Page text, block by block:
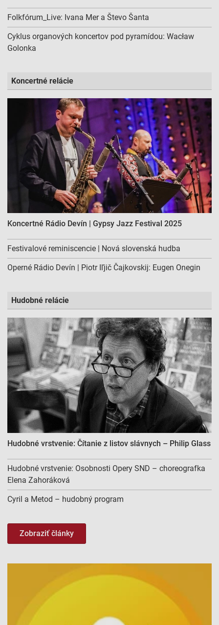
Použiť profily na výber prispôsobeného obsahu
Meranie výkonnosti reklamy
Pochopiť cieľové skupiny na základe štatistík
alebo spájania údajov z rôznych zdrojov
Vývoj a zlepšovanie služieb
Použitie obmedzených údajov na výber obsahu
Špeciálne funkcie IAB:
Používanie presných údajov o geografickej
polohe
Identifikácia zariadení na základe aktívne
vyžiadaných informácií
Účely spracovania, ktoré nie sú v kompetencii IAB:
Nevyhnutné
Výkonostné
Funkčné
Folkfórum_Live: Ivana Mer a Števo Šanta
Cyklus organových koncertov pod pyramídou: Wacław
Golonka
Koncertné relácie
Koncertné Rádio Devín | Gypsy Jazz Festival 2025
Festivalové reminiscencie | Nová slovenská hudba
Operné Rádio Devín | Piotr Iľjič Čajkovskij: Eugen Onegin
Hudobné relácie
Hudobné vrstvenie: Čítanie z listov slávnych – Philip Glass
Hudobné vrstvenie: Osobnosti Opery SND – choreografka
Elena Zahoráková
Cyril a Metod – hudobný program
Zobraziť články